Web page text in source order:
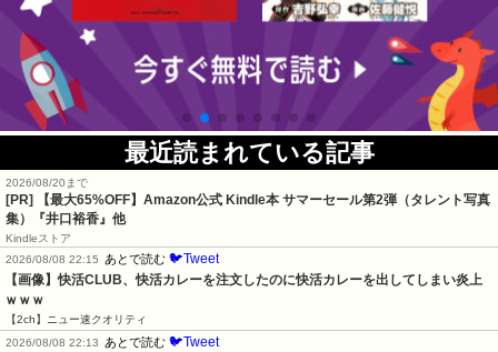
最近読まれている記事
2026/08/20まで
[PR]
【最大65%OFF】Amazon公式 Kindle本 サマーセール第2弾（タレント写真
集）『井口裕香』他
Kindleストア
2026/08/08 22:15
あとで読む 🐦Tweet
【画像】快活CLUB、快活カレーを注文したのに快活カレーを出してしまい炎上
ｗｗｗ
【2ch】ニュー速クオリティ
2026/08/08 22:13
あとで読む 🐦Tweet